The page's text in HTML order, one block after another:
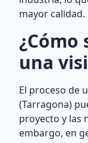
mayor calidad.
¿Cómo
una
El proceso de
(Tarragona)
proyecto y las
embargo, en